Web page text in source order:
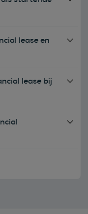
lease en
lease bij